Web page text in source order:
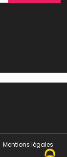
Mentions légales